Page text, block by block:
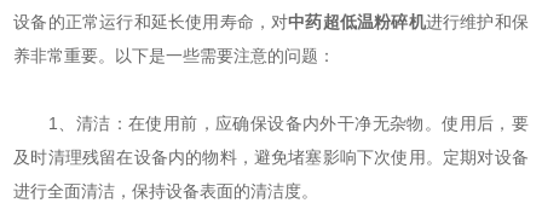
设备的正常运行和延长使用寿命，对中药超低温粉碎机进行维护和保
养非常重要。以下是一些需要注意的问题：
1、清洁：在使用前，应确保设备内外干净无杂物。使用后，要
及时清理残留在设备内的物料，避免堵塞影响下次使用。定期对设备
进行全面清洁，保持设备表面的清洁度。